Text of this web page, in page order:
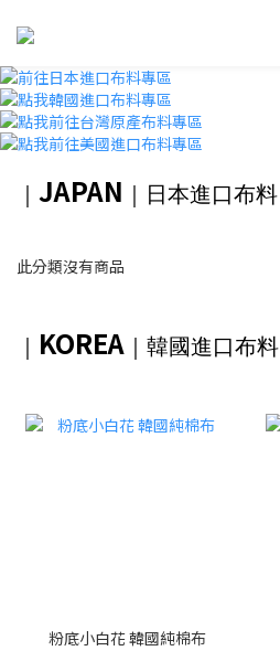
｜ JAPAN ｜日本進口布料
此分類沒有商品
｜ KOREA ｜韓國進口布料
粉底小白花 韓國純棉布